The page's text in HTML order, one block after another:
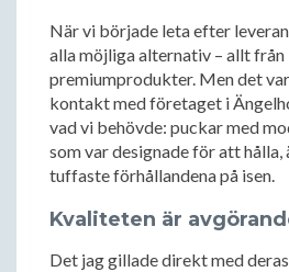
När vi började leta efter
alla möjliga alternativ – allt
premiumprodukter. Men det
kontakt med företaget i
vad vi behövde: puckar med
som var designade för att hålla,
tuffaste förhållandena på isen.
Kvaliteten är
Det jag gillade direkt med